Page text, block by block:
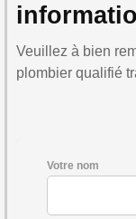
Veuillez à bien
plombier qualifié
Votre nom